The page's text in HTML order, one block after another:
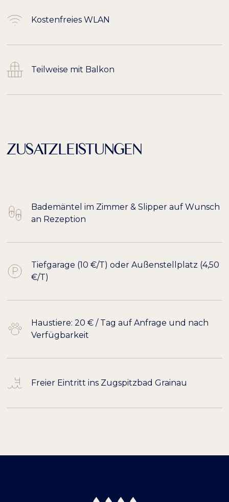
Kostenfreies WLAN
Teilweise mit Balkon
ZUSATZLEISTUNGEN
Bademäntel im Zimmer & Slipper auf Wunsch
an Rezeption
Tiefgarage (10 €/T) oder Außenstellplatz (4,50
€/T)
Haustiere: 20 € / Tag auf Anfrage und nach
Verfügbarkeit
Freier Eintritt ins Zugspitzbad Grainau